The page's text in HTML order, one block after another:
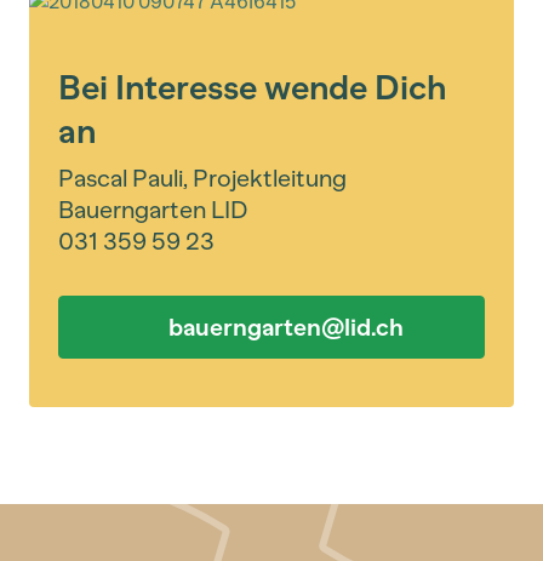
Bei Interesse wende Dich
an
Pascal Pauli, Projektleitung
Bauerngarten LID
031 359 59 23
bauerngarten@lid.ch